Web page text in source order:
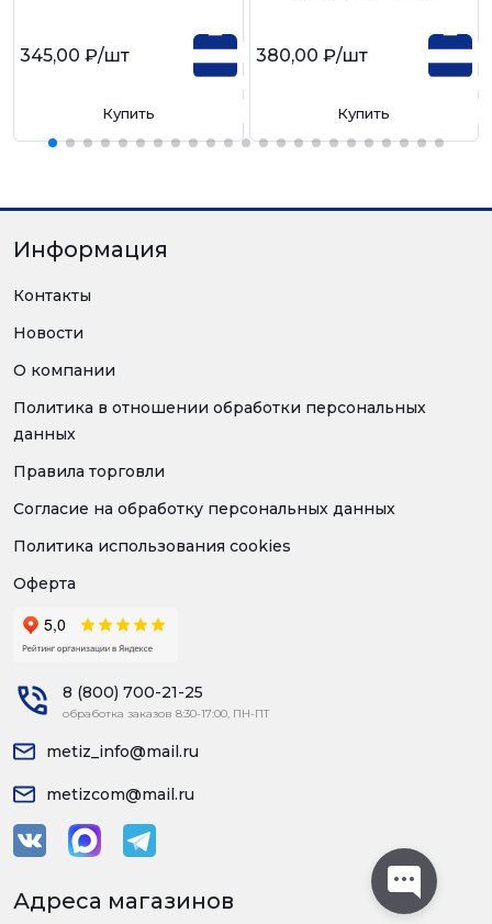
345,00 ₽/шт
Купить
380,00 ₽/шт
Купить
Информация
Контакты
Новости
О компании
Политика в отношении обработки персональных
данных
Правила торговли
Согласие на обработку персональных данных
Политика использования cookies
Оферта
8 (800) 700-21-25
обработка заказов 8:30-17:00, ПН-ПТ
metiz_info@mail.ru
metizcom@mail.ru
Адреса магазинов